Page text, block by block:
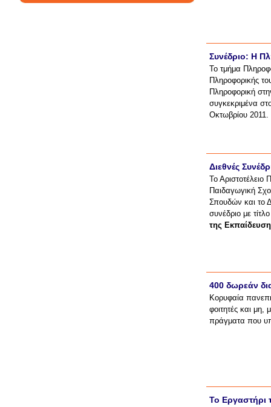
Συνέδριο: Η
Το τμήμα
Πληροφορικής
Πληροφορική
συγκεκριμένα
Οκτωβρίου 2011.
Διεθνές
Το Αριστοτέλειο
Παιδαγωγική
Σπουδών και το
συνέδριο με
της
400 δωρεάν
Κορυφαία
φοιτητές και
πράγματα που
Το Εργαστήρι